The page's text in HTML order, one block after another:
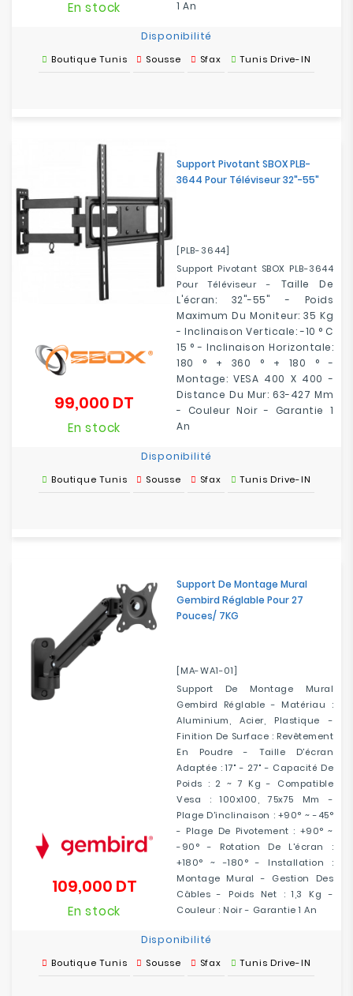
1 An
En stock
Disponibilité
Boutique Tunis Sousse Sfax Tunis Drive-IN
Support Pivotant SBOX PLB-
3644 Pour Téléviseur 32"-55"
[PLB-3644]
Support Pivotant SBOX PLB-3644
Pour Téléviseur - Taille De
L'écran: 32"-55" - Poids
Maximum Du Moniteur: 35 Kg
- Inclinaison Verticale: -10 ° C
15 ° - Inclinaison Horizontale:
180 ° + 360 ° + 180 ° -
Montage: VESA 400 X 400 -
Distance Du Mur: 63-427 Mm
- Couleur Noir - Garantie 1
An
99,000 DT
En stock
Disponibilité
Boutique Tunis Sousse Sfax Tunis Drive-IN
Support De Montage Mural
Gembird Réglable Pour 27
Pouces/ 7KG
[MA-WA1-01]
Support De Montage Mural
Gembird Réglable - Matériau :
Aluminium, Acier, Plastique -
Finition De Surface : Revêtement
En Poudre - Taille D'écran
Adaptée : 17" - 27" - Capacité De
Poids : 2 ~ 7 Kg - Compatible
Vesa : 100x100, 75x75 Mm -
Plage D'inclinaison : +90° ~ -45°
- Plage De Pivotement : +90° ~
-90° - Rotation De L'écran :
+180° ~ -180° - Installation :
Montage Mural - Gestion Des
Câbles - Poids Net : 1,3 Kg -
Couleur : Noir - Garantie 1 An
109,000 DTPrix
En stock
Disponibilité
Boutique Tunis Sousse Sfax Tunis Drive-IN